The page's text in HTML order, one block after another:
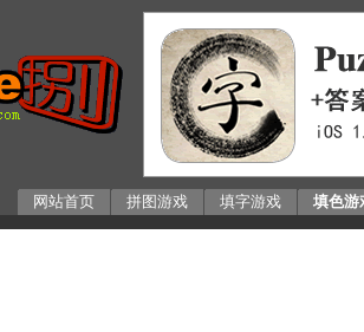
网站首页 拼图游戏 填字游戏 填色游